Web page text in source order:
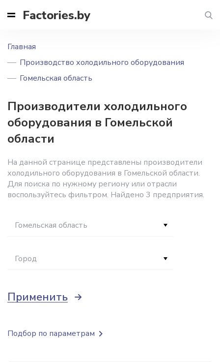
Factories.by
Главная
Производство холодильного оборудования
Гомельская область
Производители холодильного
оборудования в Гомельской
области
На данной странице представлены производители
холодильного оборудования в Гомельской области.
Для поиска по нужному региону или отрасли
воспользуйтесь фильтром. Найдено 3 предприятия.
Гомельская область
Город
Применить
Подбор по параметрам